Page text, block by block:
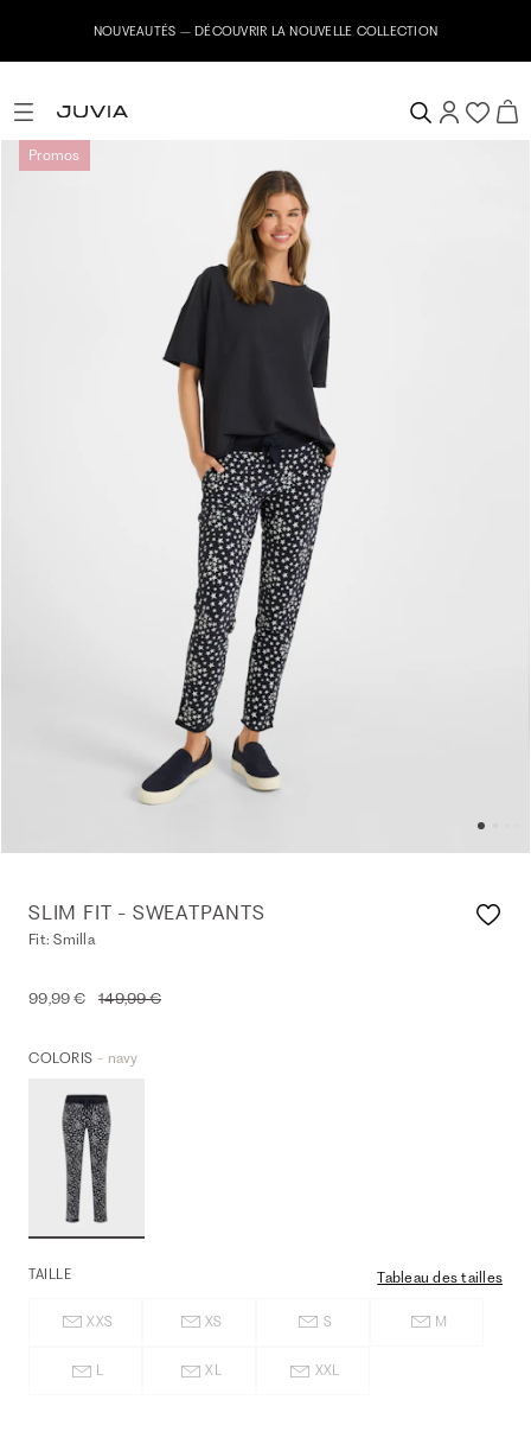
NOUVEAUTÉS – DÉCOUVRIR LA NOUVELLE COLLECTION
Promos
SLIM FIT - SWEATPANTS
Fit: Smilla
99,99 € 149,99 €
COLORIS - navy
TAILLE Tableau des tailles
XXS XS S M
L XL XXL